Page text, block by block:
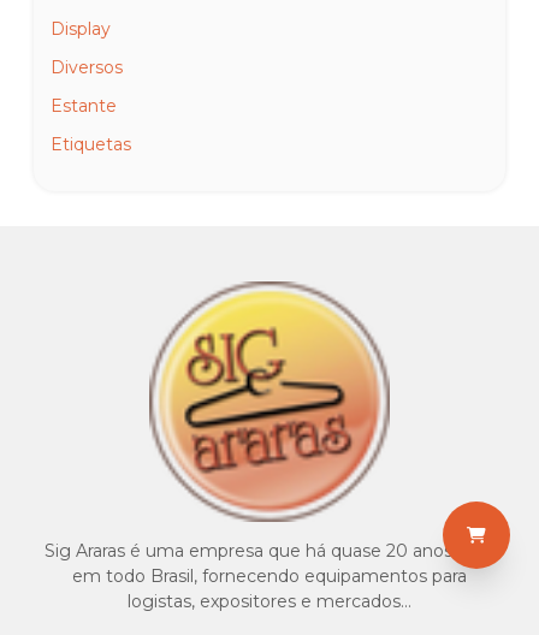
Display
Diversos
Estante
Etiquetas
Linha painel canaletado
Linha ponto premium
Linha V60-V50 barra
Manequim bege bebê, infantil e juvenil
Manequim branco bebê, infantil e juvenil
Manequim especial brilho
Manequim feminino fibra
Sig Araras é uma empresa que há quase 20 anos atua
em todo Brasil, fornecendo equipamentos para
logistas, expositores e mercados...